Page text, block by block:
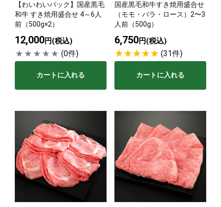
サステナブル・和牛
（熟）
贈り物・ギフト
【わいわいパック】国産黒毛
和牛 すき焼用盛合せ 4～6人
前（500g×2）
12,000円(税込)
(0件)
カートに入れる
国産黒毛和牛すき焼用盛合せ
（モモ・バラ・ロース）2〜3
人前（500g）
6,750円(税込)
(31件)
カートに入れる